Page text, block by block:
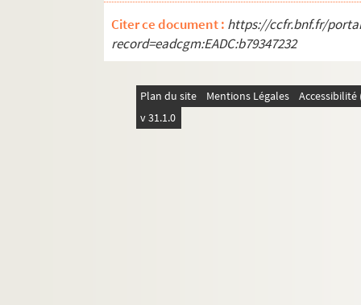
Citer ce document : https://ccfr.bnf.fr/
record=eadcgm:EADC:b79347232
Plan du site Mentions Légales
v 31.1.0